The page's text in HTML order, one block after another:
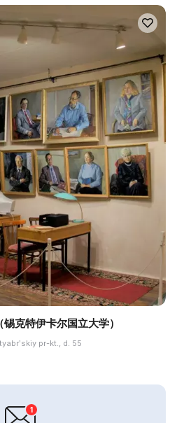
克特伊卡尔国立大学）
pr-kt., d. 55